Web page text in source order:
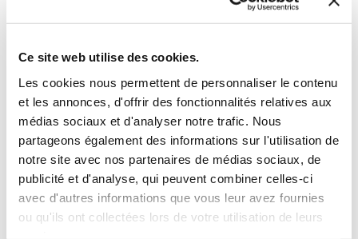
Ce site web utilise des cookies.
Les cookies nous permettent de personnaliser le contenu
et les annonces, d'offrir des fonctionnalités relatives aux
médias sociaux et d'analyser notre trafic. Nous
partageons également des informations sur l'utilisation de
notre site avec nos partenaires de médias sociaux, de
publicité et d'analyse, qui peuvent combiner celles-ci
avec d'autres informations que vous leur avez fournies
ou qu'ils ont collectées lors de votre utilisation de leurs
(0 avis)